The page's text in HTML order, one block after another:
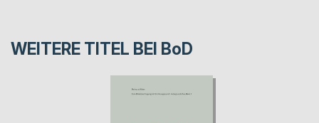
WEITERE TITEL BEI BoD